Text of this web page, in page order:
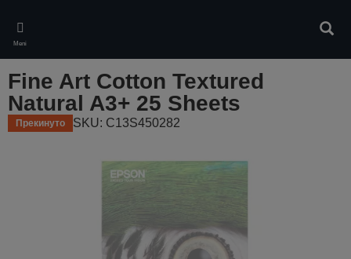
main
content
Meni
Fine Art Cotton Textured
Natural A3+ 25 Sheets
Прекинуто SKU: C13S450282